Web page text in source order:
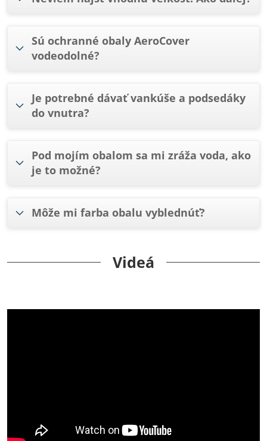
Sú ochranné obaly AeroCover
vodeodolné?
Je potrebné dávať vankúše a podsedáky
do vnutra?
Pod mojím obalom sa mi zráža voda, ako
je to možné?
Môže mi farba obalu vyblednúť?
Videá